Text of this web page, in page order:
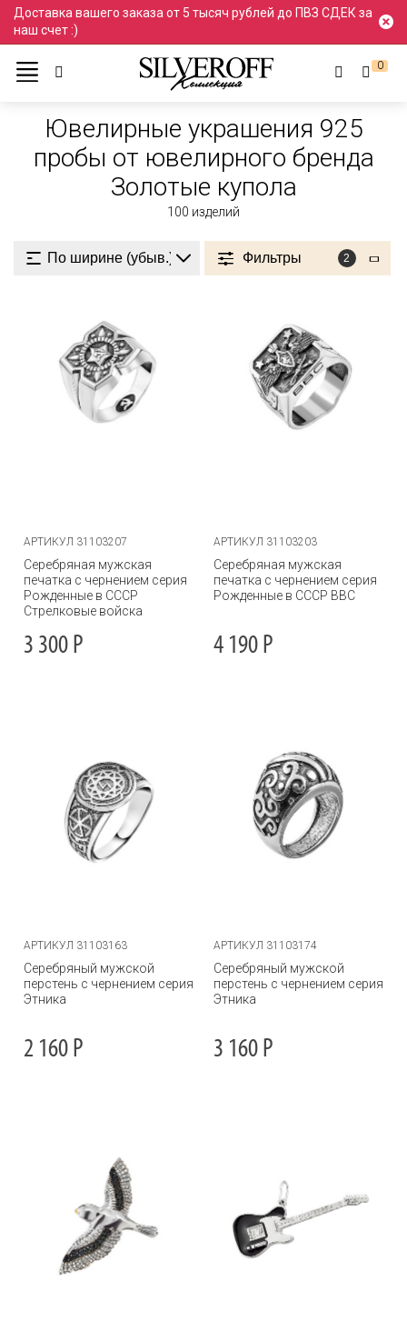
Доставка вашего заказа от 5 тысяч рублей до ПВЗ СДЕК за
наш счет :)
0
Ювелирные украшения
Проба 925 925 пробы
Ювелирные украшения 925
пробы от ювелирного бренда
Золотые купола
100 изделий
Фильтры 2
АРТИКУЛ 31103207
Серебряная мужская
печатка с чернением серия
Рожденные в СССР
Стрелковые войска
3 300 Р
АРТИКУЛ 31103203
Серебряная мужская
печатка с чернением серия
Рожденные в СССР ВВС
4 190 Р
АРТИКУЛ 31103163
Серебряный мужской
перстень с чернением серия
Этника
2 160 Р
АРТИКУЛ 31103174
Серебряный мужской
перстень с чернением серия
Этника
3 160 Р